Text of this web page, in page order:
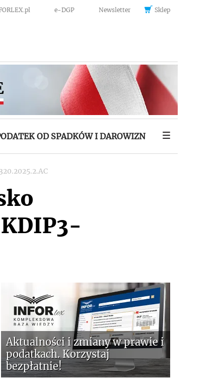
e-DGP Newsletter Sklep
OD SPADKÓW I DAROWIZN
Aktualności i zmiany w prawie i
podatkach. Korzystaj
bezpłatnie!